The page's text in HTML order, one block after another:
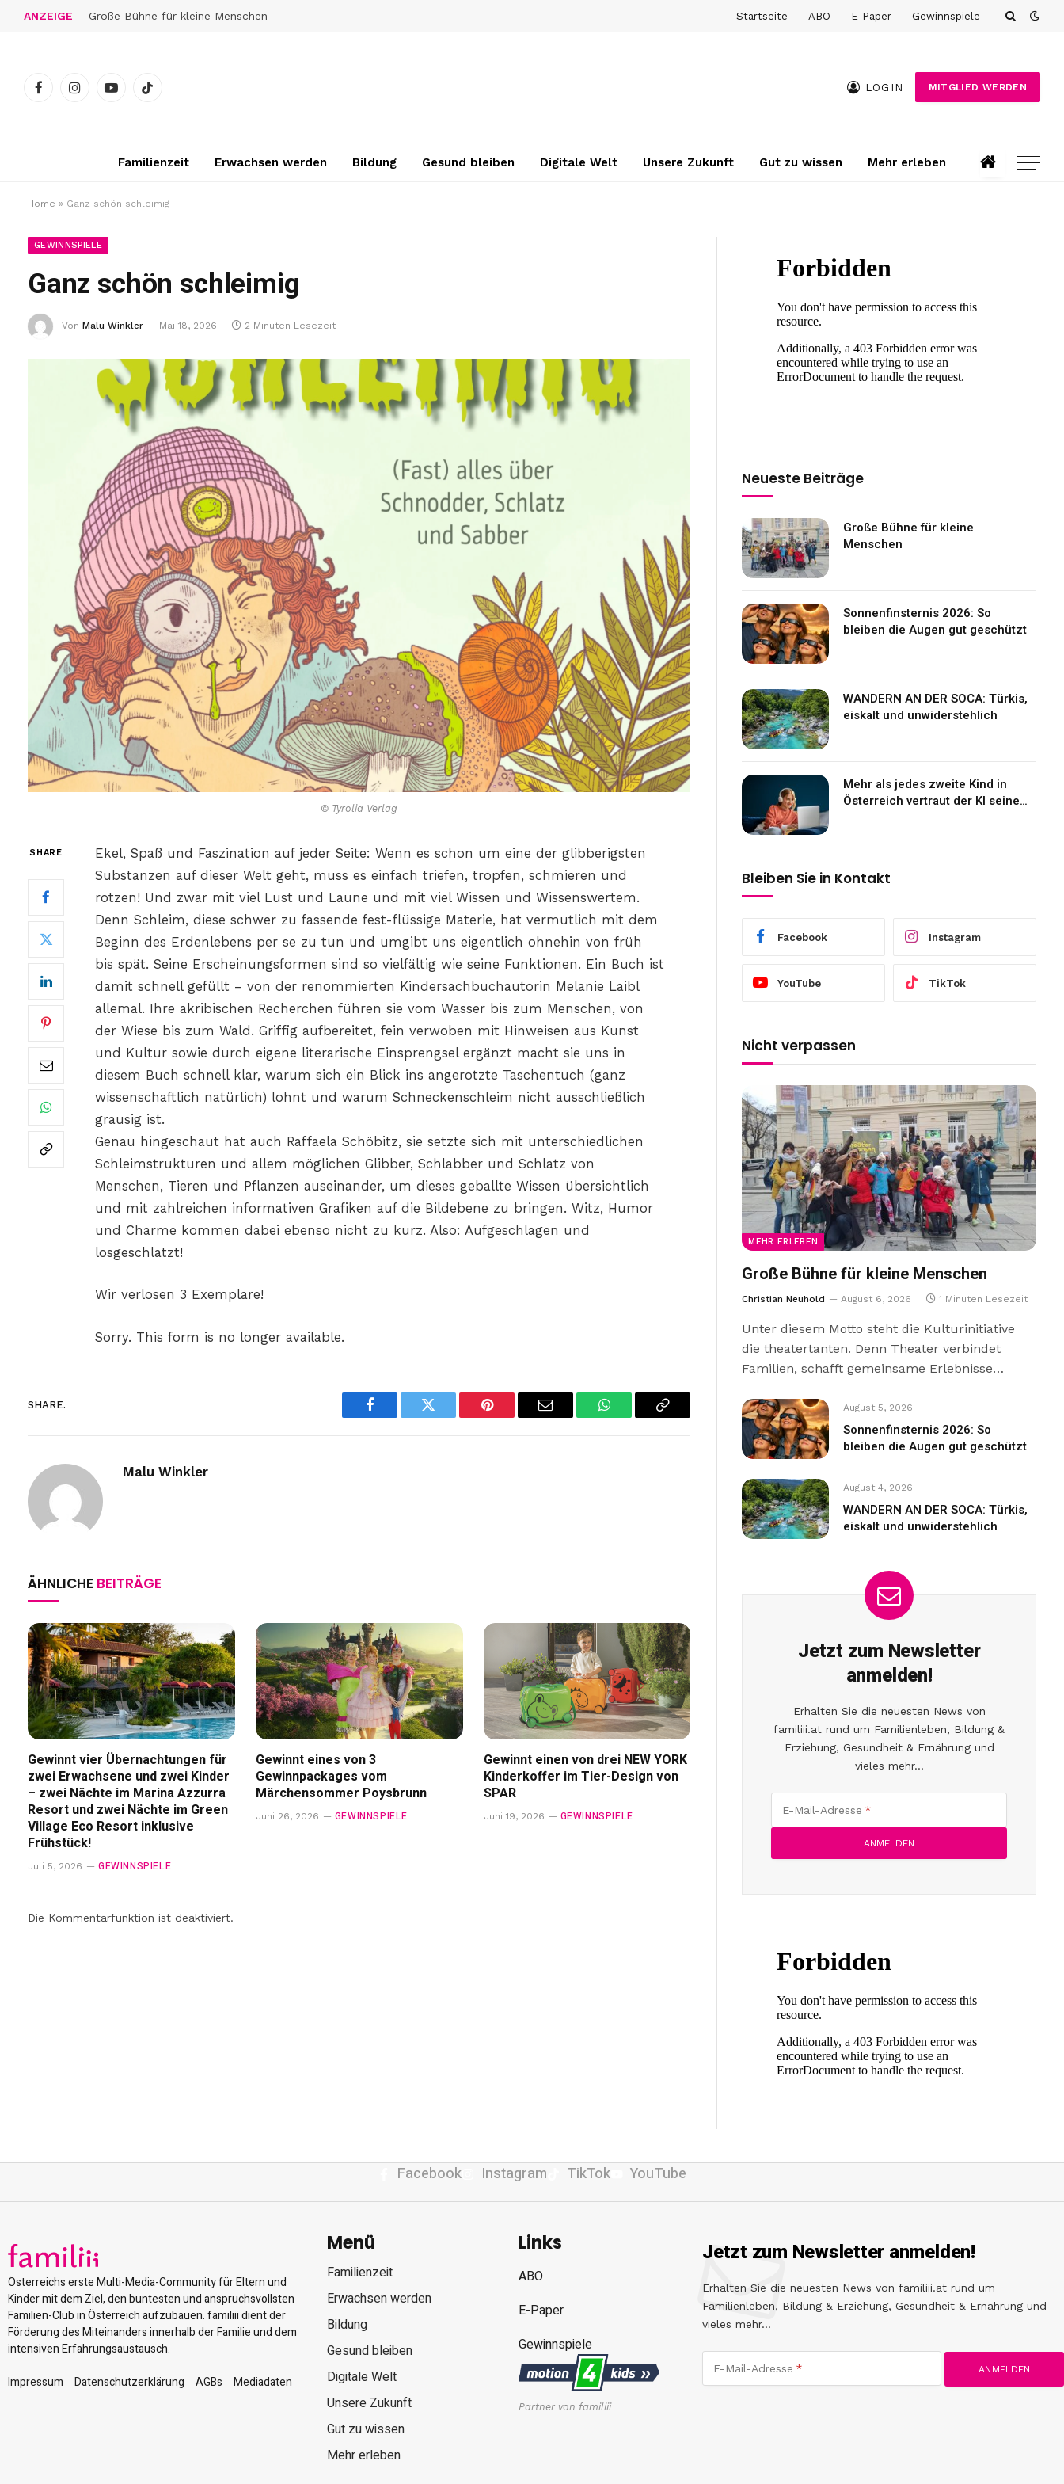
ANZEIGE Große Bühne für kleine Menschen Startseite ABO E-Paper Gewinnspiele
FacebookInstagramYouTubeTikTok
LOGIN MITGLIED WERDEN
Familienzeit Erwachsen werden Bildung Gesund bleiben Digitale Welt Unsere Zukunft Gut zu wissen Mehr erleben
Home » Ganz schön schleimig
GEWINNSPIELE
Ganz schön schleimig
Von Malu Winkler Mai 18, 2026 2 Minuten Lesezeit
© Tyrolia Verlag
SHARE
Ekel, Spaß und Faszination auf jeder Seite: Wenn es schon um eine der glibberigsten
Substanzen auf dieser Welt geht, muss es einfach triefen, tropfen, schmieren und
rotzen! Und zwar mit viel Lust und Laune und mit viel Wissen und Wissenswertem.
Denn Schleim, diese schwer zu fassende fest-flüssige Materie, hat vermutlich mit dem
Beginn des Erdenlebens per se zu tun und umgibt uns eigentlich ohnehin von früh
bis spät. Seine Erscheinungsformen sind so vielfältig wie seine Funktionen. Ein Buch ist
damit schnell gefüllt – von der renommierten Kindersachbuchautorin Melanie Laibl
allemal. Ihre akribischen Recherchen führen sie vom Wasser bis zum Menschen, von
der Wiese bis zum Wald. Griffig aufbereitet, fein verwoben mit Hinweisen aus Kunst
und Kultur sowie durch eigene literarische Einsprengsel ergänzt macht sie uns in
diesem Buch schnell klar, warum sich ein Blick ins angerotzte Taschentuch (ganz
wissenschaftlich natürlich) lohnt und warum Schneckenschleim nicht ausschließlich
grausig ist.
Genau hingeschaut hat auch Raffaela Schöbitz, sie setzte sich mit unterschiedlichen
Schleimstrukturen und allem möglichen Glibber, Schlabber und Schlatz von
Menschen, Tieren und Pflanzen auseinander, um dieses geballte Wissen übersichtlich
und mit zahlreichen informativen Grafiken auf die Bildebene zu bringen. Witz, Humor
und Charme kommen dabei ebenso nicht zu kurz. Also: Aufgeschlagen und
losgeschlatzt!
Wir verlosen 3 Exemplare!
Sorry. This form is no longer available.
SHARE.
Facebook Twitter Pinterest Email WhatsAppCopy
Malu Winkler
ÄHNLICHE BEITRÄGE
Gewinnt vier Übernachtungen für
zwei Erwachsene und zwei Kinder
– zwei Nächte im Marina Azzurra
Resort und zwei Nächte im Green
Village Eco Resort inklusive
Frühstück!
Juli 5, 2026 GEWINNSPIELE
Gewinnt eines von 3
Gewinnpackages vom
Märchensommer Poysbrunn
Juni 26, 2026 GEWINNSPIELE
Gewinnt einen von drei NEW YORK
Kinderkoffer im Tier-Design von
SPAR
Juni 19, 2026 GEWINNSPIELE
Die Kommentarfunktion ist deaktiviert.
Neueste Beiträge
Große Bühne für kleine
Menschen
Sonnenfinsternis 2026: So
bleiben die Augen gut geschützt
WANDERN AN DER SOCA: Türkis,
eiskalt und unwiderstehlich
Mehr als jedes zweite Kind in
Österreich vertraut der KI seine
Bleiben Sie in Kontakt
Facebook Instagram
YouTube TikTok
Nicht verpassen
MEHR ERLEBEN
Große Bühne für kleine Menschen
Christian Neuhold August 6, 2026 1 Minuten Lesezeit
Unter diesem Motto steht die Kulturinitiative
die theatertanten. Denn Theater verbindet
Familien, schafft gemeinsame Erlebnisse…
August 5, 2026
Sonnenfinsternis 2026: So
bleiben die Augen gut geschützt
August 4, 2026
WANDERN AN DER SOCA: Türkis,
eiskalt und unwiderstehlich
Jetzt zum Newsletter
anmelden!
Erhalten Sie die neuesten News von
familiii.at rund um Familienleben, Bildung &
Erziehung, Gesundheit & Ernährung und
vieles mehr...
E-Mail-Adresse
Facebook Instagram TikTok YouTube
Österreichs erste Multi-Media-Community für Eltern und
Kinder mit dem Ziel, den buntesten und anspruchsvollsten
Familien-Club in Österreich aufzubauen. familiii dient der
Förderung des Miteinanders innerhalb der Familie und dem
intensiven Erfahrungsaustausch.
Impressum
Datenschutzerklärung AGBs Mediadaten
Menü
Familienzeit
Erwachsen werden
Bildung
Gesund bleiben
Digitale Welt
Unsere Zukunft
Gut zu wissen
Mehr erleben
Links
ABO
E-Paper
Gewinnspiele
Partner von familiii
Jetzt zum Newsletter anmelden!
Erhalten Sie die neuesten News von familiii.at rund um
Familienleben, Bildung & Erziehung, Gesundheit & Ernährung und
vieles mehr...
E-Mail-Adresse